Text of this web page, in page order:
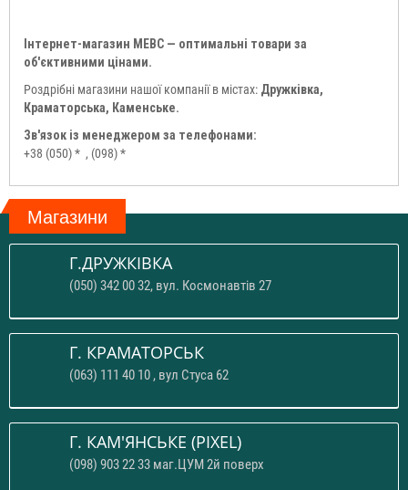
Інтернет-магазин МЕВС — оптимальні товари за
об'єктивними цінами.
Роздрібні магазини нашої компанії в містах: Дружківка,
Краматорська, Каменське.
Зв'язок із менеджером за телефонами:
+38 (050) * , (098) *
Магазини
Г.ДРУЖКІВКА
(050) 342 00 32, вул. Космонавтів 27
Г. КРАМАТОРСЬК
(063) 111 40 10 , вул Стуса 62
Г. КАМ'ЯНСЬКЕ (PIXEL)
(098) 903 22 33 маг.ЦУМ 2й поверх